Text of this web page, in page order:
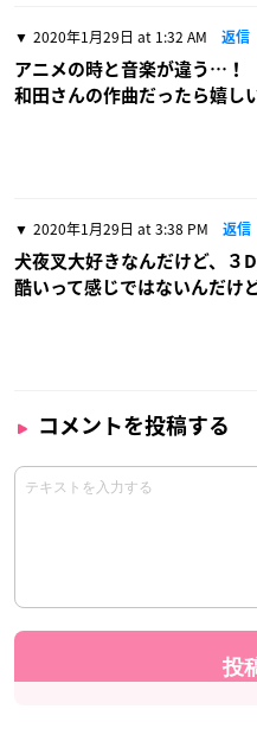
2020年1月29日 at 1:32 AM 返信
アニメの時と音楽が違う…！
和田さんの作曲だったら嬉し
2020年1月29日 at 3:38 PM 返信
犬夜叉大好きなんだけど、
酷いって感じではないんだけ
コメントを投稿する